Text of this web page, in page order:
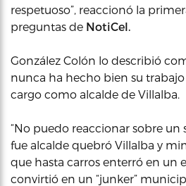
respetuoso”, reaccionó la
preguntas de NotiCel.
González Colón lo describió
nunca ha hecho bien su
cargo como alcalde de Villalba.
“No puedo reaccionar sobre
fue alcalde quebró Villalba y
que hasta carros enterró en un
convirtió en un “junker”